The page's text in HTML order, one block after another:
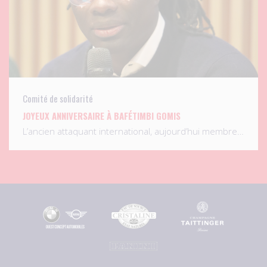
Comité de solidarité
JOYEUX ANNIVERSAIRE À BAFÉTIMBI GOMIS
L’ancien attaquant international, aujourd’hui membre…